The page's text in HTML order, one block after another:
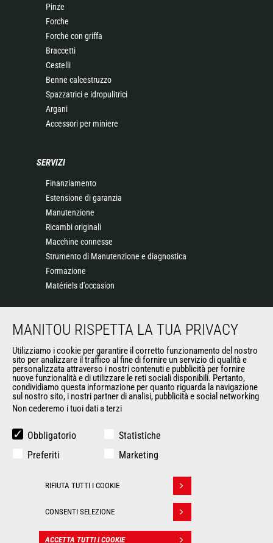
Pinze
Forche
Forche con griffa
Braccetti
Cestelli
Benne calcestruzzo
Spazzatrici e idropulitrici
Argani
Accessori per miniere
SERVIZI
Finanziamento
Estensione di garanzia
Manutenzione
Ricambi originali
Macchine connesse
Strumento di Manutenzione e diagnostica
Formazione
Matériels d'occasion
SU DI NOI
Il Gruppo Manitou
Contatta Manitou
Informazioni legali
Eventi
News
General Terms and Conditions of Sale
Opportunità
RMI Manitou
MANITOU RISPETTA LA TUA PRIVACY
Utilizziamo i cookie per garantire il corretto funzionamento del nostro
sito per analizzare il traffico al fine di fornire un servizio di qualità e
personalizzata attraverso i nostri contenuti e pubblicità per fornire
nuove funzionalità e di utilizzare le reti sociali disponibili. Pertanto,
condividiamo questa informazione per quanto riguarda la navigazione
sul nostro sito, i nostri partner di analisi, pubblicità e social networking
Non cederemo i tuoi dati a terzi
Obbligatorio
Statistiche
Preferiti
Marketing
RIFIUTA TUTTI I COOKIE
CONSENTI SELEZIONE
ACCETTA TUTTI I COOKIE